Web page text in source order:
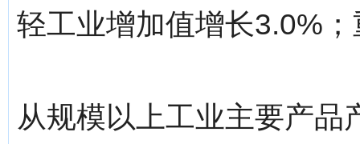
轻工业增加值增长3.0%
从规模以上工业主要产